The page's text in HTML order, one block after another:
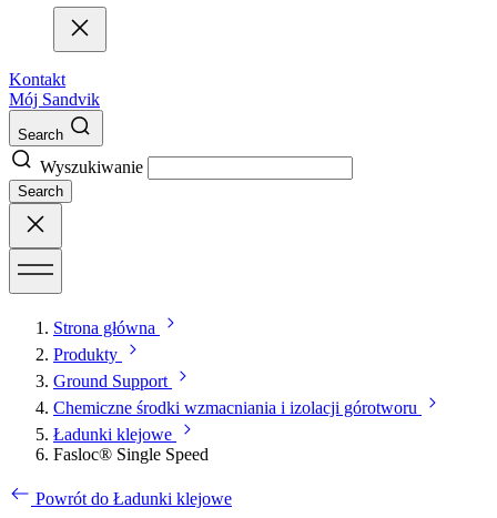
Kontakt
Mój Sandvik
Search
Wyszukiwanie
Search
Strona główna
Produkty
Ground Support
Chemiczne środki wzmacniania i izolacji górotworu
Ładunki klejowe
Fasloc® Single Speed
Powrót do Ładunki klejowe